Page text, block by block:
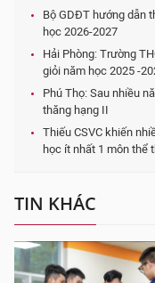
Bộ GDĐT hướng dẫn
học 2026-2027
Hải Phòng: Trường
giỏi năm học 2025 -
Phú Thọ: Sau nhiều
thăng hạng II
Thiếu CSVC khiến
học ít nhất 1 môn thể
TIN KHÁC